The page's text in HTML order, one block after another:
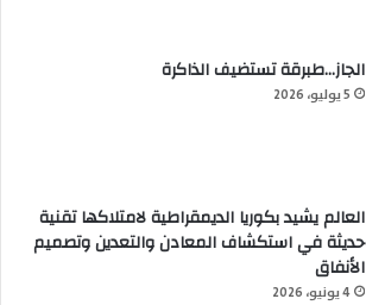
الجاز…طبرقة تستضيف الذاكرة
5 يوليو، 2026
العالم يشيد بكوريا الديمقراطية لامتلاكها تقنية
حديثة في استكشاف المعادن والتعدين وتصميم
الأنفاق
4 يونيو، 2026